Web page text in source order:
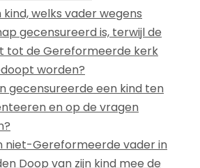
kind, welks vader wegens
gecensureerd is, terwijl de
tot de Gereformeerde kerk
worden?
gecensureerde een kind ten
en op de vragen
niet-Gereformeerde vader in
Doop van zijn kind mee de